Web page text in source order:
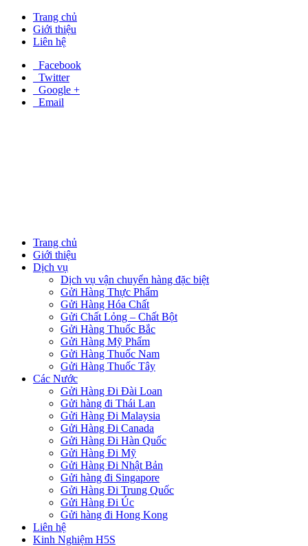
Trang chủ
Giới thiệu
Liên hệ
Facebook
Twitter
Google +
Email
Trang chủ
Giới thiệu
Dịch vụ
Dịch vụ vận chuyển hàng đặc biệt
Gửi Hàng Thực Phẩm
Gửi Hàng Hóa Chất
Gửi Chất Lỏng – Chất Bột
Gửi Hàng Thuốc Bắc
Gửi Hàng Mỹ Phẩm
Gửi Hàng Thuốc Nam
Gửi Hàng Thuốc Tây
Các Nước
Gửi Hàng Đi Đài Loan
Gửi hàng đi Thái Lan
Gửi Hàng Đi Malaysia
Gửi Hàng Đi Canada
Gửi Hàng Đi Hàn Quốc
Gửi Hàng Đi Mỹ
Gửi Hàng Đi Nhật Bản
Gửi hàng đi Singapore
Gửi Hàng Đi Trung Quốc
Gửi Hàng Đi Úc
Gửi hàng đi Hong Kong
Liên hệ
Kinh Nghiệm H5S